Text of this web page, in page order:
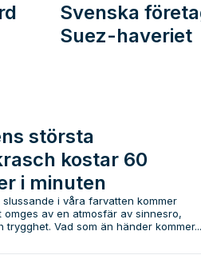
Svenska
Suez-haveriet
största
kostar 60
i minuten
slussande i våra farvatten kommer
omges av en atmosfär av sinnesro,
trygghet. Vad som än händer kommer...